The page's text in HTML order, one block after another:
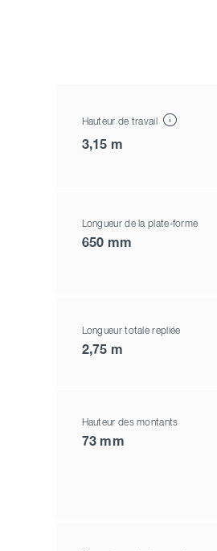
Hauteur de travail
3,15 m
Longueur de la plate-forme
650 mm
Longueur totale repliée
2,75 m
Hauteur des montants
73 mm